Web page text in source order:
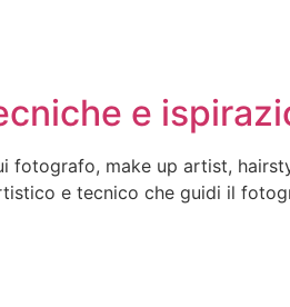
e
fotografo, make up artist,
e tecnico che guidi il